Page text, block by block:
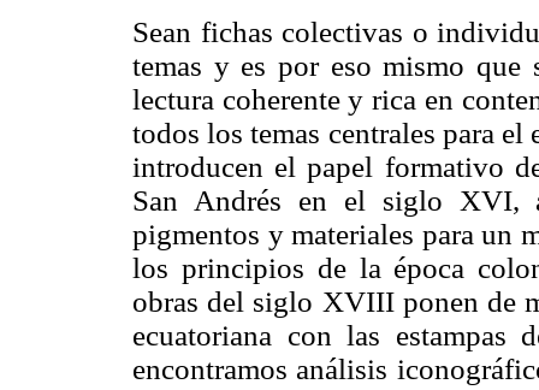
Sean fichas colectivas o
temas y es por eso mismo
lectura coherente y rica en
todos los temas centrales para
introducen el papel formativo
San Andrés en el siglo XVI,
pigmentos y materiales para un
los principios de la época
obras del siglo XVIII ponen de
ecuatoriana con las
encontramos análisis